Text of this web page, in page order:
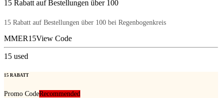
15 Rabatt auf Bestellungen über 100
15 Rabatt auf Bestellungen über 100 bei Regenbogenkreis
MMER15View Code
15 used
15 RABATT
Promo CodeRecommended